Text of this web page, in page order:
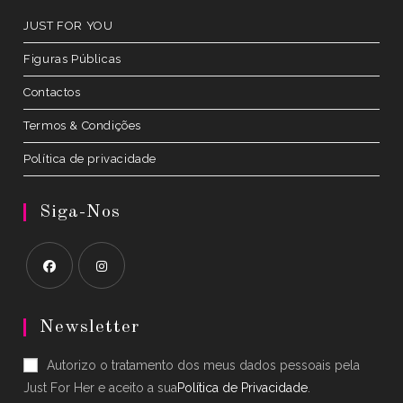
JUST FOR YOU
Figuras Públicas
Contactos
Termos & Condições
Política de privacidade
Siga-Nos
in
new
tab
in
new
tab
Newsletter
Autorizo o tratamento dos meus dados pessoais pela
Just For Her e aceito a suaPolítica de Privacidade.